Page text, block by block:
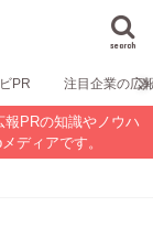
search
PR 注目企業の広
PRの知識やノウハ
ディアです。